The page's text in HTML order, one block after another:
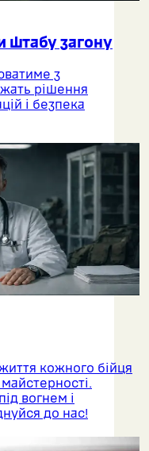
штабу загону
з
рішення
і безпека
кожного бійця
вогнем і
до нас!